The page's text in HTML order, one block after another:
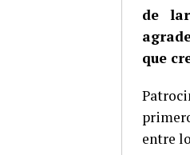
de
que
entre